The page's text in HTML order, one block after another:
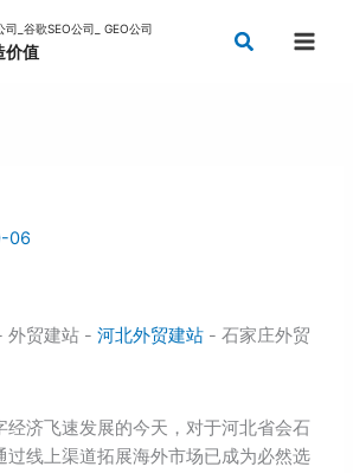
Search
06
外贸建站 -河北外贸建站 - 石家庄外贸
经济飞速发展的今天，对于河北省会石
过线上渠道拓展海外市场已成为必然选